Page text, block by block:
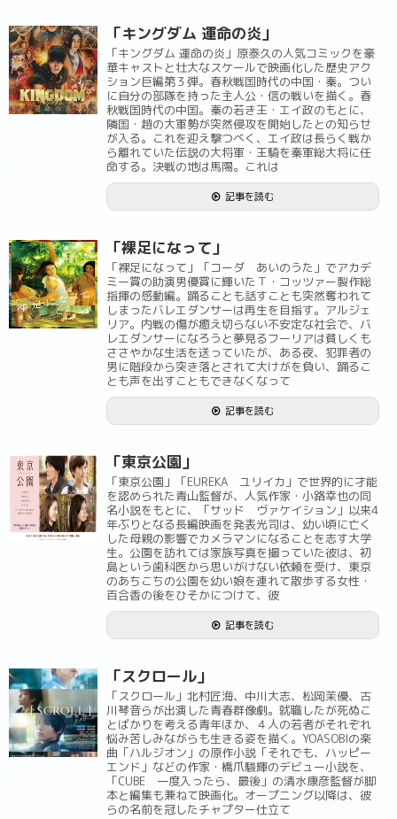
「キングダム 運命の炎」
「キングダム 運命の炎」原泰久の人気コミックを豪
華キャストと壮大なスケールで映画化した歴史アク
ション巨編第３弾。春秋戦国時代の中国・秦。つい
に自分の部隊を持った主人公・信の戦いを描く。春
秋戦国時代の中国。秦の若き王・エイ政のもとに、
隣国・趙の大軍勢が突然侵攻を開始したとの知らせ
が入る。これを迎え撃つべく、エイ政は長らく戦か
ら離れていた伝説の大将軍・王騎を秦軍総大将に任
命する。決戦の地は馬陽。これは
記事を読む
「裸足になって」
「裸足になって」「コーダ あいのうた」でアカデ
ミー賞の助演男優賞に輝いたＴ・コッツァー製作総
指揮の感動編。踊ることも話すことも突然奪われて
しまったバレエダンサーは再生を目指す。アルジェ
リア。内戦の傷が癒え切らない不安定な社会で、バ
レエダンサーになろうと夢見るフーリアは貧しくも
ささやかな生活を送っていたが、ある夜、犯罪者の
男に階段から突き落とされて大けがを負い、踊るこ
とも声を出すこともできなくなって
記事を読む
「東京公園」
「東京公園」「EUREKA ユリイカ」で世界的に才能
を認められた青山監督が、人気作家・小路幸也の同
名小説をもとに、「サッド ヴァケイション」以来4
年ぶりとなる長編映画を発表光司は、幼い頃に亡く
した母親の影響でカメラマンになることを志す大学
生。公園を訪れては家族写真を撮っていた彼は、初
島という歯科医から思いがけない依頼を受け、東京
のあちこちの公園を幼い娘を連れて散歩する女性・
百合香の後をひそかにつけて、彼
記事を読む
「スクロール」
「スクロール」北村匠海、中川大志、松岡茉優、古
川琴音らが出演した青春群像劇。就職したが死ぬこ
とばかりを考える青年ほか、４人の若者がそれぞれ
悩み苦しみながらも生きる姿を描く。YOASOBIの楽
曲「ハルジオン」の原作小説「それでも、ハッピー
エンド」などの作家・橋爪駿輝のデビュー小説を、
「CUBE 一度入ったら、最後」の清水康彦監督が脚
本と編集も兼ねて映画化。オープニング以降は、彼
らの名前を冠したチャプター仕立て